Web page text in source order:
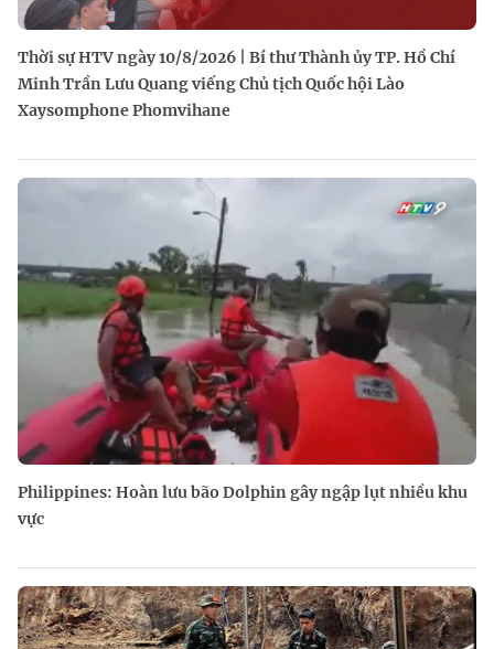
Thời sự HTV ngày 10/8/2026 | Bí thư Thành ủy TP. Hồ Chí
Minh Trần Lưu Quang viếng Chủ tịch Quốc hội Lào
Xaysomphone Phomvihane
Philippines: Hoàn lưu bão Dolphin gây ngập lụt nhiều khu
vực